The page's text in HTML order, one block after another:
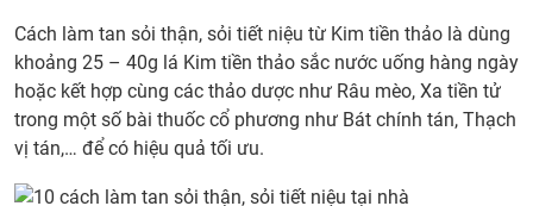
Cách làm tan sỏi thận, sỏi tiết niệu từ Kim tiền thảo là dùng
khoảng 25 – 40g lá Kim tiền thảo sắc nước uống hàng ngày
hoặc kết hợp cùng các thảo dược như Râu mèo, Xa tiền tử
trong một số bài thuốc cổ phương như Bát chính tán, Thạch
vị tán,… để có hiệu quả tối ưu.